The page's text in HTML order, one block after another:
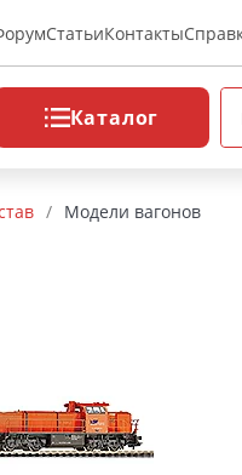
СтатьиКонтакты
Каталог
/ Модели вагонов